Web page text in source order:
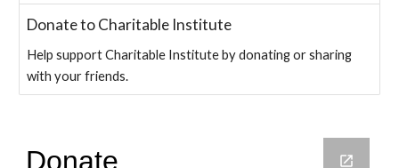
Donate to Charitable Institute
Help support Charitable Institute by donating or sharing
with your friends.